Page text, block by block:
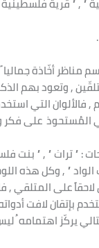
أخّاذة
, وتعود بهم
فالألوان التي
: ” تراث ” , ” بنت
” , وكل هذه
على المتلقي ,
بإتقان لافت
يركّز